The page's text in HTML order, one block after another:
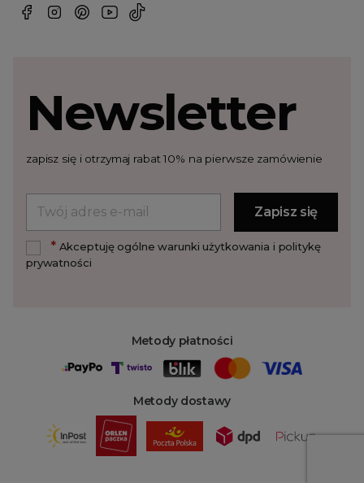
Metody płatności
Metody dostawy
Newsletter
zapisz się i otrzymaj rabat 10% na pierwsze zamówienie
*Akceptuję ogólne warunki użytkowania i politykę
prywatności